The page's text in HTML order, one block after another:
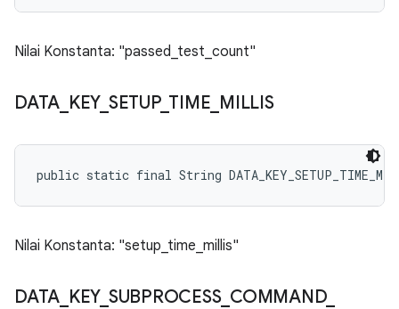
Nilai Konstanta: "passed_test_count"
DATA KEY_ SETUP_ TIME MILLIS
public static final String
Nilai Konstanta: "setup_time_millis"
DATA KEY_ SUBPROCESS_ COMMAND_